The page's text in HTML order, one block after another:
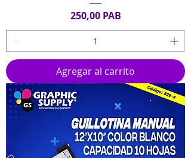
Precio
250,00 PAB
Agregar al carrito